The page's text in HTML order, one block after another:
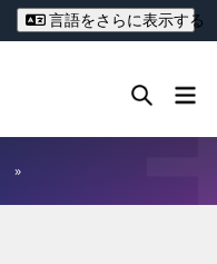
言語をさらに表示する